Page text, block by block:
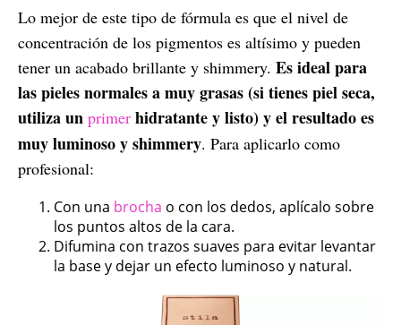
Lo mejor de este tipo de fórmula es que el nivel de
concentración de los pigmentos es altísimo y pueden
tener un acabado brillante y shimmery. Es ideal para
las pieles normales a muy grasas (si tienes piel seca,
utiliza un primer hidratante y listo) y el resultado es
muy luminoso y shimmery. Para aplicarlo como
profesional:
Con una brocha o con los dedos, aplícalo sobre
los puntos altos de la cara.
Difumina con trazos suaves para evitar levantar
la base y dejar un efecto luminoso y natural.